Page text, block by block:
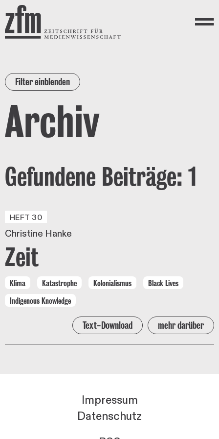
Direkt zum Inhalt
ZEITSCHRIFT FÜR
MEDIENWISSENSCHAFT
Menü
Filter einblenden
Archiv
Gefundene Beiträge: 1
HEFT 30
Christine Hanke
Zeit
Klima Katastrophe Kolonialismus
Black Lives
Indigenous Knowledge
Text-Download mehr darüber
Impressum
Datenschutz